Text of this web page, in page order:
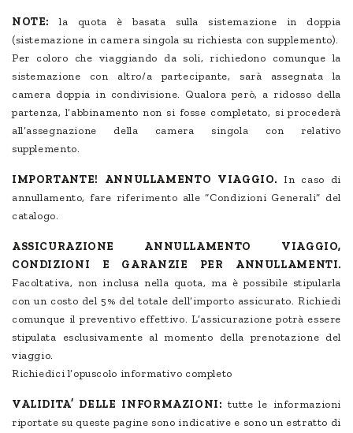
NOTE:
la quota è basata sulla sistemazione in doppia
(sistemazione in camera singola su richiesta con supplemento).
Per coloro che viaggiando da soli, richiedono comunque la
sistemazione con altro/a partecipante, sarà assegnata la
camera doppia in condivisione. Qualora però, a ridosso della
partenza, l’abbinamento non si fosse completato, si procederà
all’assegnazione della camera singola con relativo
supplemento.
IMPORTANTE! ANNULLAMENTO VIAGGIO. In caso di
annullamento, fare riferimento alle “Condizioni Generali” del
catalogo.
ASSICURAZIONE ANNULLAMENTO VIAGGIO,
CONDIZIONI E GARANZIE PER ANNULLAMENTI.
Facoltativa, non inclusa nella quota, ma è possibile stipularla
con un costo del 5% del totale dell’importo assicurato. Richiedi
comunque il preventivo effettivo. L’assicurazione potrà essere
stipulata esclusivamente al momento della prenotazione del
viaggio.
Richiedici l’opuscolo informativo completo
VALIDITA’ DELLE INFORMAZIONI: tutte le informazioni
riportate su queste pagine sono indicative e sono un estratto di